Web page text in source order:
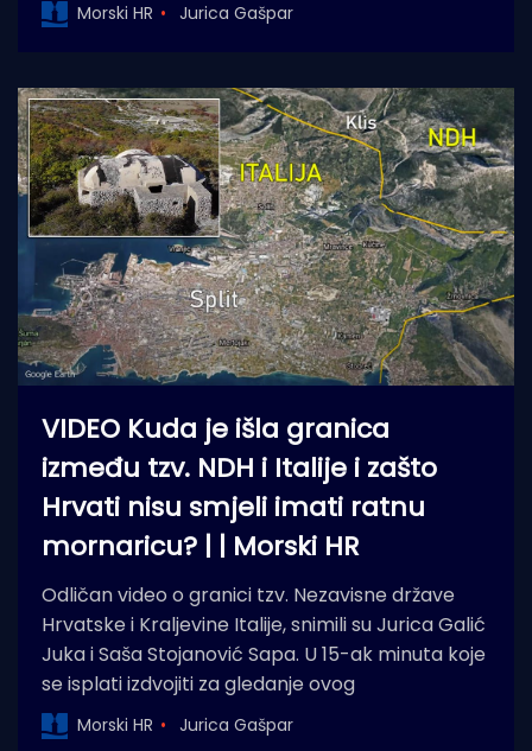
Morski HR Jurica Gašpar
VIDEO Kuda je išla granica
između tzv. NDH i Italije i zašto
Hrvati nisu smjeli imati ratnu
mornaricu? | | Morski HR
Odličan video o granici tzv. Nezavisne države
Hrvatske i Kraljevine Italije, snimili su Jurica Galić
Juka i Saša Stojanović Sapa. U 15-ak minuta koje
se isplati izdvojiti za gledanje ovog
Morski HR Jurica Gašpar